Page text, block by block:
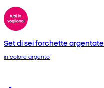
Set di sei forchette argentate
in colore argento